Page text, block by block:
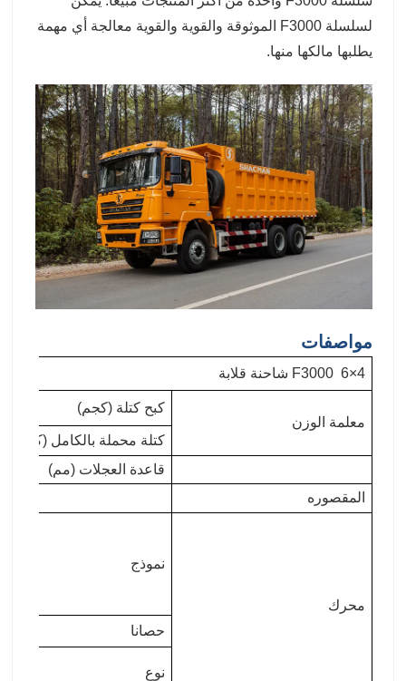
لسلسلة F3000 الموثوقة والقوية والقوية معالجة أي مهمة
يطلبها مالكها منها.
مواصفات
F3000 6×4 شاحنة قلابة
معلمة الوزن
كبح كتلة (كجم)
كتلة محملة بالكامل (كجم)
قاعدة العجلات (مم)
المقصوره
محرك
نموذج
حصانا
نوع